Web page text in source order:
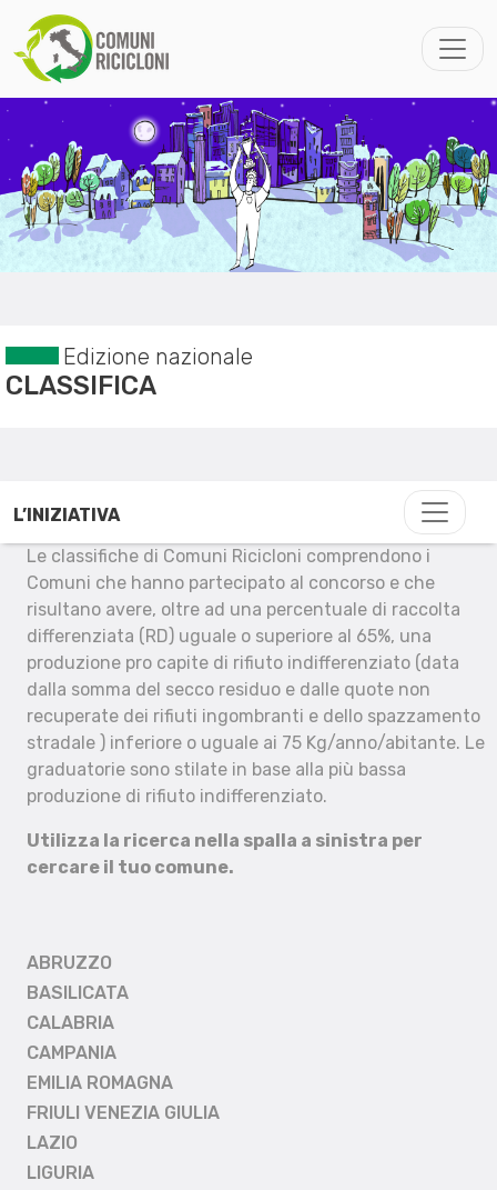
Edizione nazionale
CLASSIFICA
L’INIZIATIVA
Le classifiche di Comuni Ricicloni comprendono i
Comuni che hanno partecipato al concorso e che
risultano avere, oltre ad una percentuale di raccolta
differenziata (RD) uguale o superiore al 65%, una
produzione pro capite di rifiuto indifferenziato (data
dalla somma del secco residuo e dalle quote non
recuperate dei rifiuti ingombranti e dello spazzamento
stradale ) inferiore o uguale ai 75 Kg/anno/abitante. Le
graduatorie sono stilate in base alla più bassa
produzione di rifiuto indifferenziato.
Utilizza la ricerca nella spalla a sinistra per
cercare il tuo comune.
ABRUZZO
BASILICATA
CALABRIA
CAMPANIA
EMILIA ROMAGNA
FRIULI VENEZIA GIULIA
LAZIO
LIGURIA